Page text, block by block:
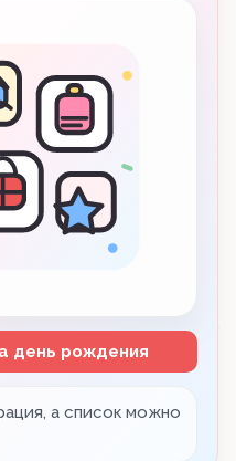
день рождения
а список можно